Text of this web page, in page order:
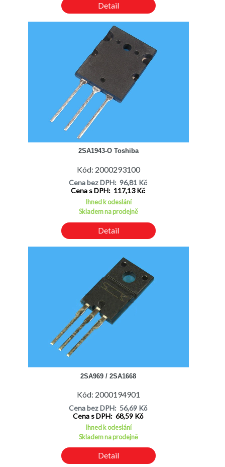
Detail
2SA1943-O Toshiba
Kód: 2000293100
Cena bez DPH: 96,81 Kč
Cena s DPH: 117,13 Kč
Ihned k odeslání
Skladem na prodejně
Detail
2SA969 / 2SA1668
Kód: 2000194901
Cena bez DPH: 56,69 Kč
Cena s DPH: 68,59 Kč
Ihned k odeslání
Skladem na prodejně
Detail